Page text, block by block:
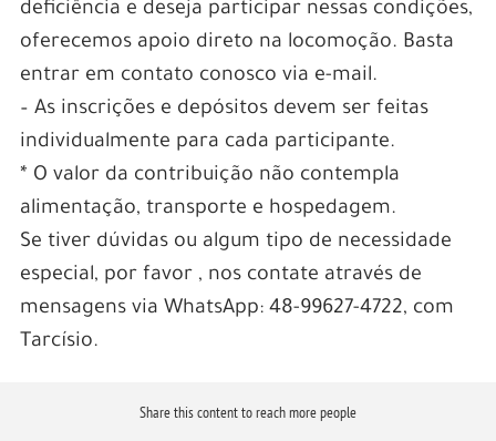
deficiência e deseja participar nessas condições,
oferecemos apoio direto na locomoção. Basta
entrar em contato conosco via e-mail.
– As inscrições e depósitos devem ser feitas
individualmente para cada participante.
* O valor da contribuição não contempla
alimentação, transporte e hospedagem.
Se tiver dúvidas ou algum tipo de necessidade
especial, por favor , nos contate através de
mensagens via WhatsApp: 48-99627-4722, com
Tarcísio.
Share this content to reach more people